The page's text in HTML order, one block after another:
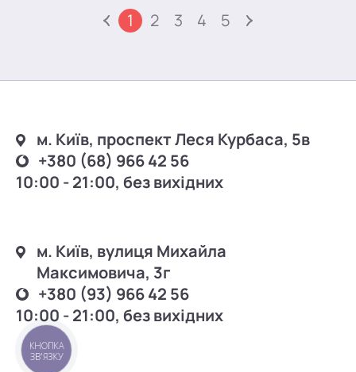
1 2 3 4 5
м. Київ, проспект Леся Курбаса, 5в
+380 (68) 966 42 56
10:00 - 21:00, без вихідних
м. Київ, вулиця Михайла
Максимовича, 3г
+380 (93) 966 42 56
10:00 - 21:00, без вихідних
КНОПКА
ЗВ'ЯЗКУ